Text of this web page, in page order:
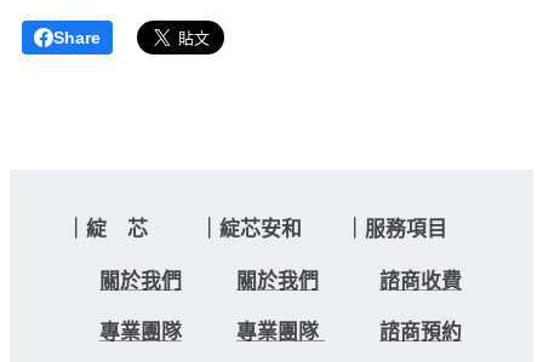
Share
｜綻 芯 ｜綻芯安和 ｜服務項目
關於我們 關於我們 諮商收費
專業團隊 專業團隊 諮商預約